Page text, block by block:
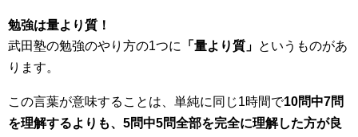
勉強は量より質！
武田塾の勉強のやり方の1つに
「量より質」 というものがあ
ります。
この言葉が意味することは、単純に同じ1時間で10問中7問
を理解するよりも、5問中5問全部を完全に理解した方が良